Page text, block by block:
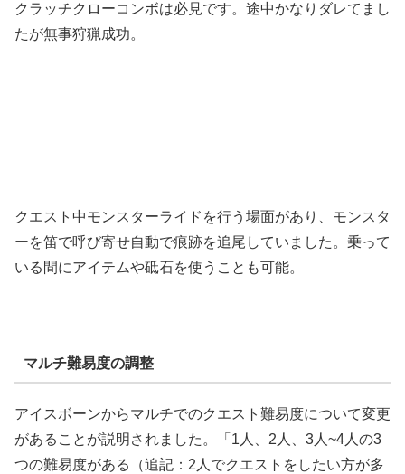
クラッチクローコンボは必見です。途中かなりダレてまし
たが無事狩猟成功。
クエスト中モンスターライドを行う場面があり、モンスタ
ーを笛で呼び寄せ自動で痕跡を追尾していました。乗って
いる間にアイテムや砥石を使うことも可能。
マルチ難易度の調整
アイスボーンからマルチでのクエスト難易度について変更
があることが説明されました。「1人、2人、3人~4人の3
つの難易度がある（追記：2人でクエストをしたい方が多